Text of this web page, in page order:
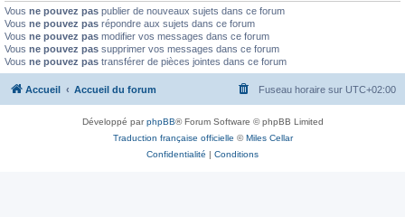
Vous ne pouvez pas publier de nouveaux sujets dans ce forum
Vous ne pouvez pas répondre aux sujets dans ce forum
Vous ne pouvez pas modifier vos messages dans ce forum
Vous ne pouvez pas supprimer vos messages dans ce forum
Vous ne pouvez pas transférer de pièces jointes dans ce forum
Accueil Accueil du forum Fuseau horaire sur UTC+02:00
Développé parphpBB® Forum Software © phpBB Limited
Traduction française officielle ©Miles Cellar
Confidentialité | Conditions